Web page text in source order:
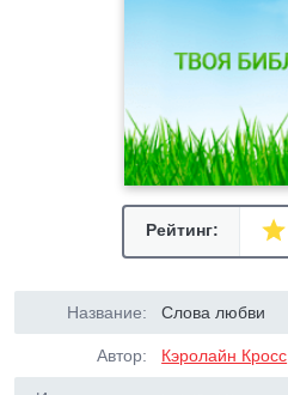
Рейтинг:
Название: Слова любви
Автор: Кэролайн Кросс